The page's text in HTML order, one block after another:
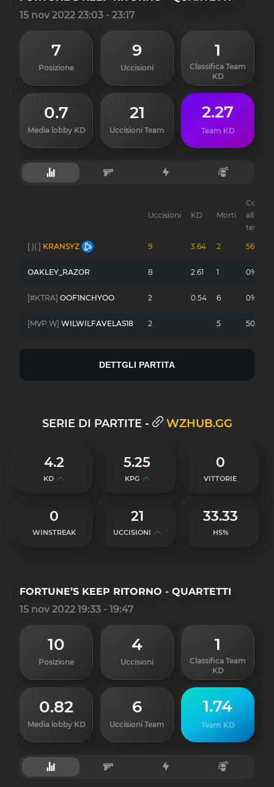
7
Posizione
9
Uccisioni
1
Classifica Team
KD
0.7
Media lobby KD
21
Uccisioni Team
2.27
Team KD
15 nov 2022 23:03 - 23:17
Uccisioni KD Morti
Colpi
alla
testa
[.)(.] KRANSYZ 9 3.64 2 56%
OAKLEY_RAZOR 8 2.61 1 0%
[#KTRA] OOF1NCHYOO 2 0.54 6 0%
[MVP.W] WILWILFAVELAS18 2 5 50%
DETTGLI PARTITA
SERIE DI PARTITE - WZHUB.GG
4.2
KD
5.25
KPG
0
VITTORIE
0
WINSTREAK
21
UCCISIONI
33.33
HS%
10
Posizione
4
Uccisioni
1
Classifica Team
KD
0.82
Media lobby KD
6
Uccisioni Team
1.74
Team KD
FORTUNE’S KEEP RITORNO - QUARTETTI
15 nov 2022 19:33 - 19:47